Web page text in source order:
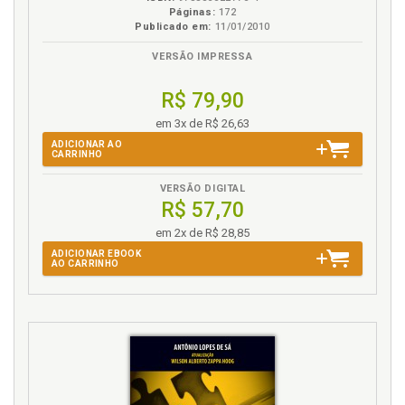
Mercadorias. Cálculo do custo de aquisição de
Métodos de avaliação de estoques, p. 21
Objetivo da apuração de custos, p. 18
Objetivos empresariais, p. 42
Preço. Custo e formação de preço de venda no
Preço. Custos para formação de preço de venda, p.
Páginas: 172
Publicado em: 11/01/2010
VERSÃO IMPRESSA
R$ 79,90
em 3x de R$ 26,63
ADICIONAR AO
CARRINHO
VERSÃO DIGITAL
R$ 57,70
em 2x de R$ 28,85
ADICIONAR EBOOK
AO CARRINHO